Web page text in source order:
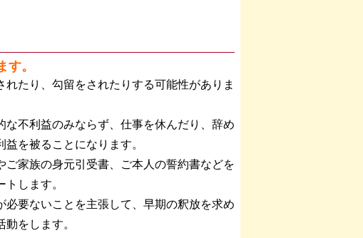
。
たり、勾留をされたりする可能性がありま
不利益のみならず、仕事を休んだり、辞め
を被ることになります。
家族の身元引受書、ご本人の誓約書などを
します。
要ないことを主張して、早期の釈放を求め
をします。